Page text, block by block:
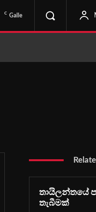
C Galle
තායිලන්තයේ
තැබීමක්